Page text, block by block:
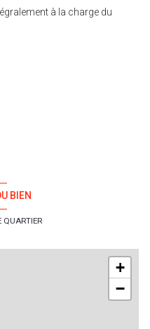
à la charge du
BIEN
QUARTIER
+
−